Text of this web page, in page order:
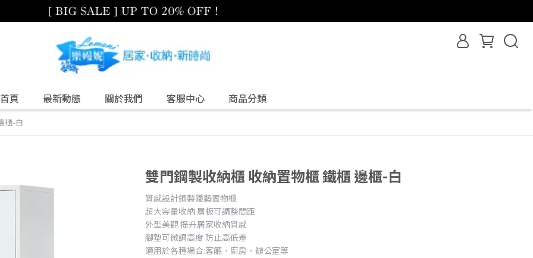
首頁 最新動態 關於我們 客服中心 商品分類
櫃-白
雙門鋼製收納櫃 收納置物櫃 鐵櫃 邊櫃-白
質感設計鋼製鐵藝置物櫃
超大容量收納 層板可調整間距
外型美觀 提升居家收納質感
腳墊可微調高度 防止高低差
適用於各種場合:客廳、廚房、辦公室等